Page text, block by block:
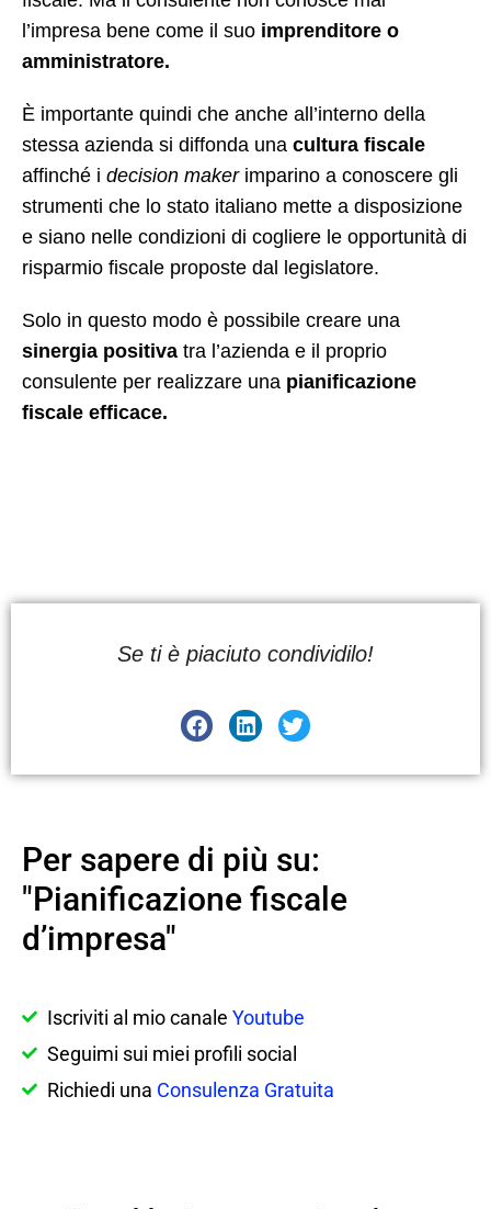
l’impresa bene come il suo imprenditore o
amministratore.
È importante quindi che anche all’interno della
stessa azienda si diffonda una cultura fiscale
affinché i decision makerimparino a conoscere gli
strumenti che lo stato italiano mette a disposizione
e siano nelle condizioni di cogliere le opportunità di
risparmio fiscale proposte dal legislatore.
Solo in questo modo è possibile creare una
sinergia positiva tra l’azienda e il proprio
consulente per realizzare una pianificazione
fiscale efficace.
Se ti è piaciuto condividilo!
Per sapere di più su:
"Pianificazione fiscale
d’impresa"
Iscriviti al mio canale Youtube
Seguimi sui miei profili social
Richiedi una Consulenza Gratuita